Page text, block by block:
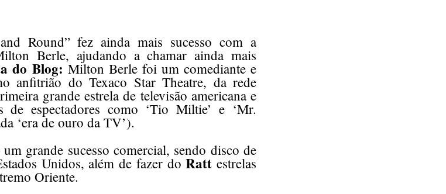
Round” fez ainda mais sucesso com a
Berle, ajudando a chamar ainda mais
do Blog: Milton Berle foi um comediante e
anfitrião do Texaco Star Theatre, da rede
grande estrela de televisão americana e
espectadores como ‘Tio Miltie’ e ‘Mr.
‘era de ouro da TV’).
grande sucesso comercial, sendo disco de
Unidos, além de fazer doRatt estrelas
Oriente.